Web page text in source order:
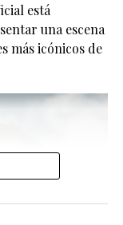
está
una escena
más icónicos de